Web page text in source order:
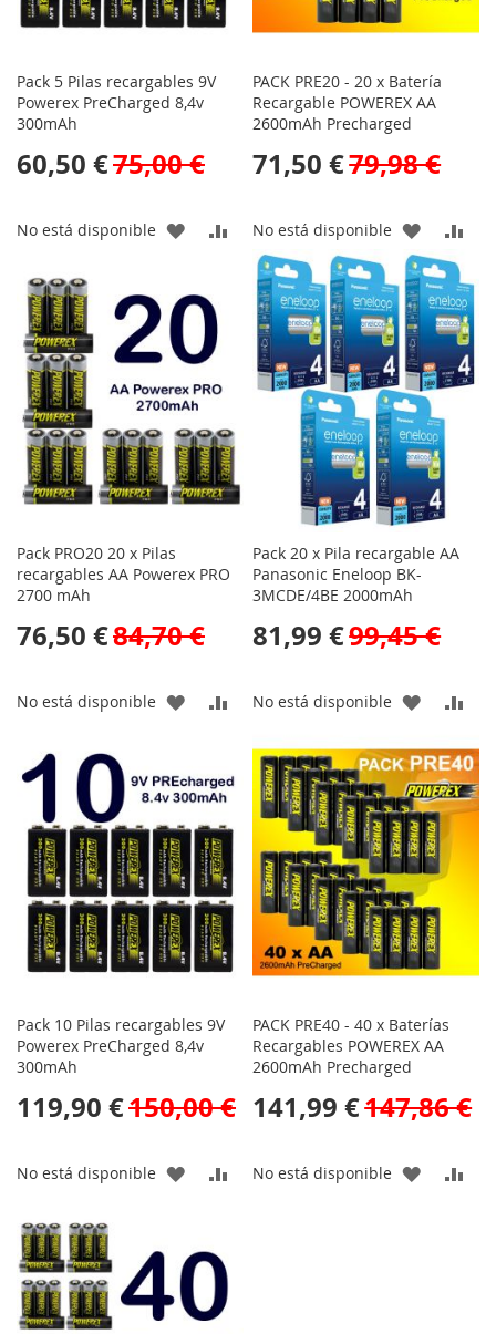
Pack 5 Pilas recargables 9V
Powerex PreCharged 8,4v
300mAh
60,50 €75,00 €
No está disponible
AÑADIR
LA
LISTA
DE
AÑADIR
PARA
COMPARAR
PACK PRE20 - 20 x Batería
Recargable POWEREX AA
2600mAh Precharged
71,50 €79,98 €
No está disponible
AÑADIR
A
LA
LISTA
DE
DESEOS
Pack PRO20 20 x Pilas
recargables AA Powerex PRO
2700 mAh
76,50 €84,70 €
No está disponible
AÑADIR
LA
DE
DESEOS
AÑADIR
COMPARAR
Pack 20 x Pila recargable AA
Panasonic Eneloop BK-
3MCDE/4BE 2000mAh
81,99 €99,45 €
No está disponible
AÑADIR
LA
LISTA
DE
DESEOS
Pack 10 Pilas recargables 9V
Powerex PreCharged 8,4v
300mAh
119,90 €150,00 €
No está disponible
AÑADIR
LA
LISTA
DE
AÑADIR
PACK PRE40 - 40 x Baterías
Recargables POWEREX AA
2600mAh Precharged
141,99 €147,86 €
No está disponible
AÑADIR